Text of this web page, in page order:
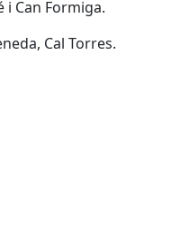
i Can Formiga.
Cal Torres.